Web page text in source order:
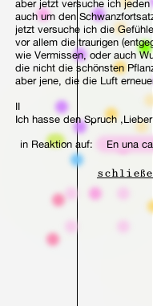
aber jetzt versuche ich jeden
auch um den
jetzt versuche ich die
vor allem die traurigen
wie Vermissen, oder auch
die nicht die schönsten
aber jene, die die Luft
II
Ich hasse den Spruch
noch unbekannte Gute‘
aber letztendlich habe ich
nachgegeben
träumend von der
ich versuche das Vermissen
das Vermissen dieser
obwohl ich an einem Kater-
Joghurt konsumiert werde
ich versuche den Gedanken
in Reaktion auf: En una